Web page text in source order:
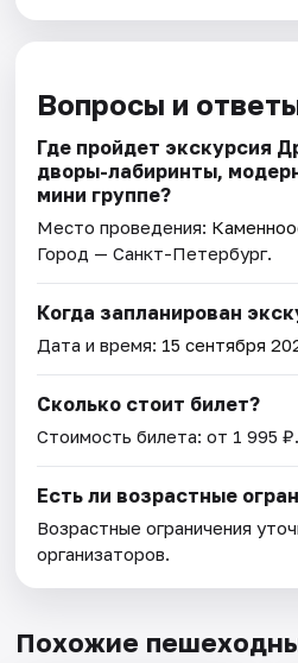
Вопросы и
Где пройдет экскурсия
дворы-лабиринты,
мини группе?
Место проведения:
Город — Санкт-Петербург.
Когда запланирован
Дата и время: 15 сентября
Сколько стоит билет?
Стоимость билета: от 1 995 ₽.
Есть ли возрастные
Возрастные ограничения
организаторов.
Похожие